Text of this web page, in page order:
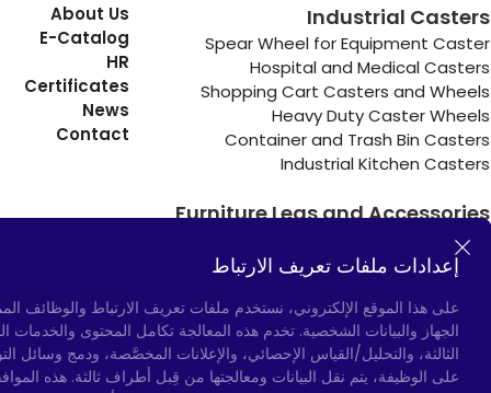
Industrial Casters
Spear Wheel for Equipment Caster
Hospital and Medical Casters
Shopping Cart Casters and Wheels
Heavy Duty Caster Wheels
Container and Trash Bin Casters
Industrial Kitchen Casters
Furniture Legs and Accessories
Connectors
Door Bumpers
About Us
E-Catalog
HR
Certificates
News
Contact
إعدادات ملفات تعريف الارتباط
على هذا الموقع الإلكتروني، نستخدم ملفات تعريف الارتباط والوظائف
الجهاز والبيانات الشخصية. تخدم هذه المعالجة تكامل المحتوى والخدمات
الثالثة، والتحليل/القياس الإحصائي، والإعلانات المخصَّصة، ودمج وسائل
على الوظيفة، يتم نقل البيانات ومعالجتها من قِبل أطراف ثالثة. هذه